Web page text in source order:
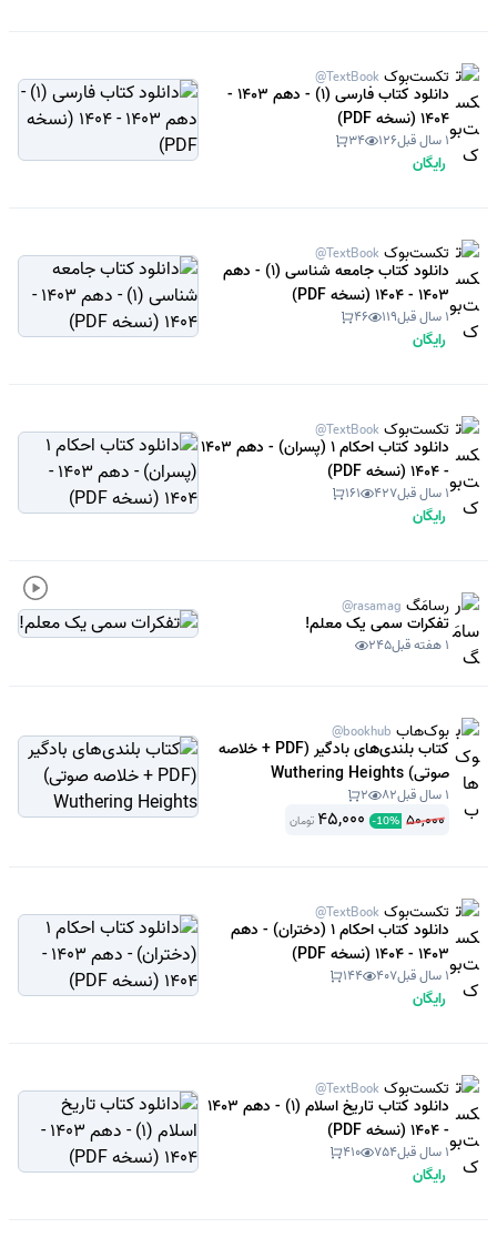
تکست‌بوک @TextBook
دانلود کتاب فارسی (1) - دهم 1403 -
1404 (نسخه PDF)
1 سال قبل 126
34
رایگان
تکست‌بوک @TextBook
دانلود کتاب جامعه شناسی (1) - دهم
1403 - 1404 (نسخه PDF)
1 سال قبل 119
46
رایگان
تکست‌بوک @TextBook
دانلود کتاب احکام 1 (پسران) - دهم 1403
- 1404 (نسخه PDF)
1 سال قبل 427
161
رایگان
رسامَگ @rasamag
تفکرات سمی یک معلم!
1 هفته قبل 245
بوک‌هاب @bookhub
کتاب بلندی‌های بادگیر (PDF + خلاصه
صوتی) Wuthering Heights
1 سال قبل 82
2
50,000
-10%
45,000 تومان
تکست‌بوک @TextBook
دانلود کتاب احکام 1 (دختران) - دهم
1403 - 1404 (نسخه PDF)
1 سال قبل 407
144
رایگان
تکست‌بوک @TextBook
دانلود کتاب تاریخ اسلام (1) - دهم 1403
- 1404 (نسخه PDF)
1 سال قبل 754
410
رایگان